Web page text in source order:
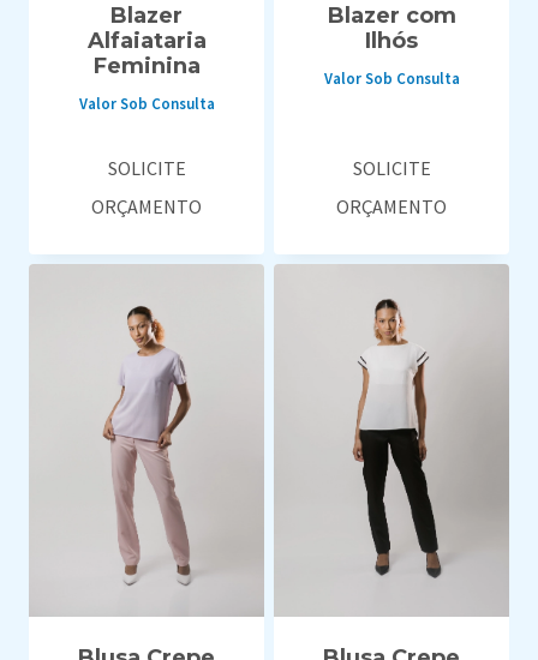
Blazer
Alfaiataria
Feminina
Valor Sob Consulta
SOLICITE
ORÇAMENTO
Blazer com
Ilhós
Valor Sob Consulta
SOLICITE
ORÇAMENTO